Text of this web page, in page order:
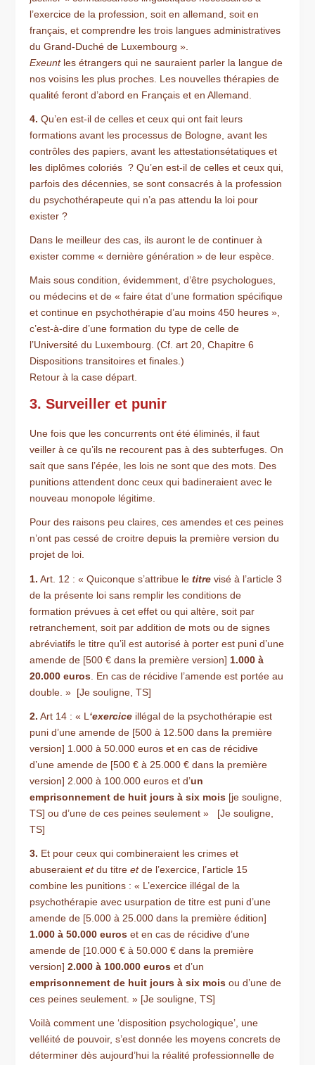
l’exercice de la profession, soit en allemand, soit en
français, et comprendre les trois langues administratives
du Grand-Duché de Luxembourg ».
Exeuntles étrangers qui ne sauraient parler la langue de
nos voisins les plus proches. Les nouvelles thérapies de
qualité feront d’abord en Français et en Allemand.
4. Qu’en est-il de celles et ceux qui ont fait leurs
formations avant les processus de Bologne, avant les
contrôles des papiers, avant les attestationsétatiques et
les diplômes coloriés ? Qu’en est-il de celles et ceux qui,
parfois des décennies, se sont consacrés à la profession
du psychothérapeute qui n’a pas attendu la loi pour
exister ?
Dans le meilleur des cas, ils auront le de continuer à
exister comme « dernière génération » de leur espèce.
Mais sous condition, évidemment, d’être psychologues,
ou médecins et de « faire état d’une formation spécifique
et continue en psychothérapie d’au moins 450 heures »,
c’est-à-dire d’une formation du type de celle de
l’Université du Luxembourg. (Cf. art 20, Chapitre 6
Dispositions transitoires et finales.)
Retour à la case départ.
3. Surveiller et punir
Une fois que les concurrents ont été éliminés, il faut
veiller à ce qu’ils ne recourent pas à des subterfuges. On
sait que sans l’épée, les lois ne sont que des mots. Des
punitions attendent donc ceux qui badineraient avec le
nouveau monopole légitime.
Pour des raisons peu claires, ces amendes et ces peines
n’ont pas cessé de croitre depuis la première version du
projet de loi.
1. Art. 12 : « Quiconque s’attribue letitre visé à l’article 3
de la présente loi sans remplir les conditions de
formation prévues à cet effet ou qui altère, soit par
retranchement, soit par addition de mots ou de signes
abréviatifs le titre qu’il est autorisé à porter est puni d’une
amende de [500 € dans la première version] 1.000 à
20.000 euros . En cas de récidive l’amende est portée au
double. » [Je souligne, TS]
2. Art 14 : « L ‘exercice illégal de la psychothérapie est
puni d’une amende de [500 à 12.500 dans la première
version] 1.000 à 50.000 euros et en cas de récidive
d’une amende de [500 € à 25.000 € dans la première
version] 2.000 à 100.000 euros et d’un
emprisonnement de huit jours à six mois [je souligne,
TS] ou d’une de ces peines seulement » [Je souligne,
TS]
3. Et pour ceux qui combineraient les crimes et
abuseraientetdu titreetde l’exercice, l’article 15
combine les punitions : « L’exercice illégal de la
psychothérapie avec usurpation de titre est puni d’une
amende de [5.000 à 25.000 dans la première édition]
1.000 à 50.000 euros et en cas de récidive d’une
amende de [10.000 € à 50.000 € dans la première
version] 2.000 à 100.000 euros et d’un
emprisonnement de huit jours à six mois ou d’une de
ces peines seulement. » [Je souligne, TS]
Voilà comment une ‘disposition psychologique’, une
velléité de pouvoir, s’est donnée les moyens concrets de
déterminer dès aujourd’hui la réalité professionnelle de